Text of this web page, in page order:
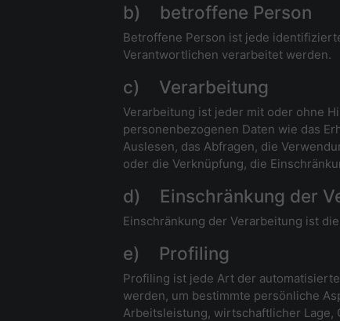
b) betroffene Person
Betroffene Person ist jede
Verantwortlichen verarbeitet werden.
c) Verarbeitung
Verarbeitung ist jeder mit oder ohne
personenbezogenen Daten wie das
Auslesen, das Abfragen, die
oder die Verknüpfung, die
d) Einschränkung der
Einschränkung der Verarbeitung ist
e) Profiling
Profiling ist jede Art der
werden, um bestimmte persönliche
Arbeitsleistung, wirtschaftlicher Lage,